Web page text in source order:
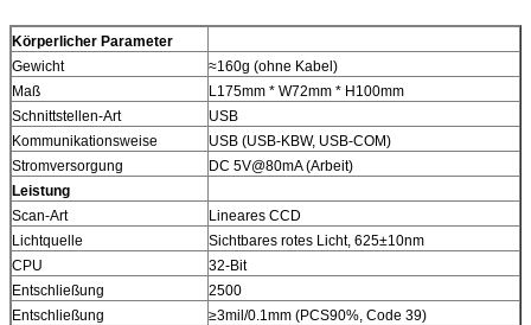
Körperlicher Parameter
Gewicht
≈160g (ohne Kabel)
Maß
L175mm * W72mm * H100mm
Schnittstellen-Art
USB
Kommunikationsweise
USB (USB-KBW, USB-COM)
Stromversorgung
DC 5V@80mA (Arbeit)
Leistung
Scan-Art
Lineares CCD
Lichtquelle
Sichtbares rotes Licht, 625±10nm
CPU
32-Bit
Entschließung
2500
Entschließung
≥3mil/0.1mm (PCS90%, Code 39)